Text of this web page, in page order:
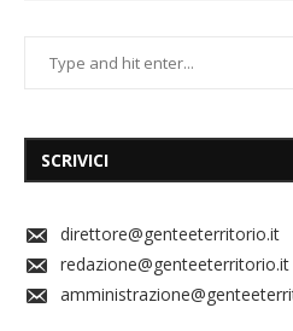
SCRIVICI
direttore@genteeterritorio.it
redazione@genteeterritorio.it